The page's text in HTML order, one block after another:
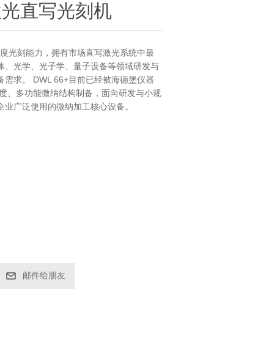
直写光刻机
光刻能力，拥有市场直写激光系统中最
光学、光子学、量子设备等领域研发与
求。 DWL 66+目前已经被海德堡仪器
、多功能微纳结构制备，面向研发与小规
广泛使用的微纳加工核心设备。
邮件给朋友